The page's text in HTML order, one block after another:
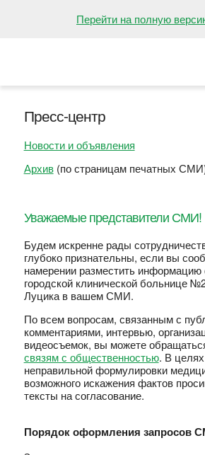
Перейти на полную
Пресс-центр
Новости и объявления
Архив(по страницам печатных
Уважаемые представители СМИ!
Будем искренне рады
глубоко признательны, если вы
намерении разместить информацию
городской клинической больнице
Луцика в вашем СМИ.
По всем вопросам, связанным с
комментариями, интервью,
видеосъемок, вы можете
связям с общественностью. В
неправильной формулировки
возможного искажения фактов
тексты на согласование.
Порядок оформления запросов
НА ГЛАВНУЮ
ОТДЕЛЕНИЯ
ВАКАНСИИ
ПРЕСС-ЦЕНТР